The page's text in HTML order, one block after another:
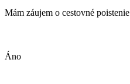
Mám záujem o cestovné poistenie
Áno